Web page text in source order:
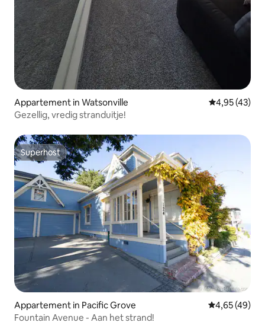
Appartement in Watsonville Gemiddelde
4,95 (43)
Gezellig, vredig stranduitje!
Superhost
Superhost
Appartement in Pacific Grove Gemiddelde
4,65 (49)
Fountain Avenue - Aan het strand!